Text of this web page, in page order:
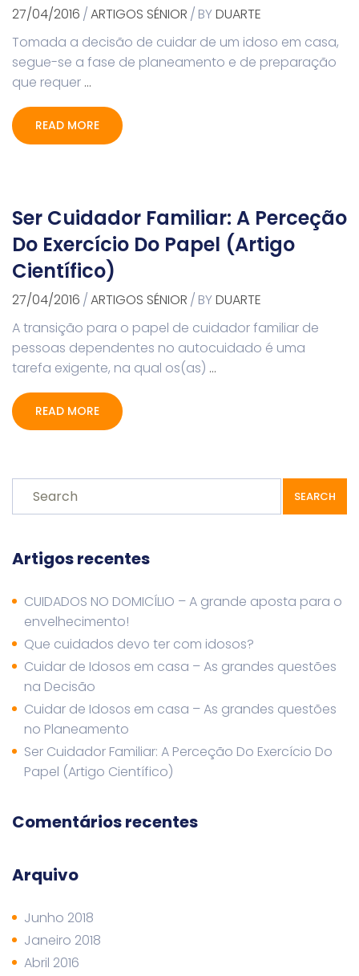
27/04/2016 /ARTIGOS SÉNIOR / BYDUARTE
Tomada a decisão de cuidar de um idoso em casa,
segue-se a fase de planeamento e de preparação
que requer …
READ MORE
Ser Cuidador Familiar: A Perceção
Do Exercício Do Papel (Artigo
Científico)
27/04/2016 /ARTIGOS SÉNIOR / BYDUARTE
A transição para o papel de cuidador familiar de
pessoas dependentes no autocuidado é uma
tarefa exigente, na qual os(as) …
READ MORE
SEARCH
Artigos recentes
CUIDADOS NO DOMICÍLIO – A grande aposta para o
envelhecimento!
Que cuidados devo ter com idosos?
Cuidar de Idosos em casa – As grandes questões
na Decisão
Cuidar de Idosos em casa – As grandes questões
no Planeamento
Ser Cuidador Familiar: A Perceção Do Exercício Do
Papel (Artigo Científico)
Comentários recentes
Arquivo
Junho 2018
Janeiro 2018
Abril 2016